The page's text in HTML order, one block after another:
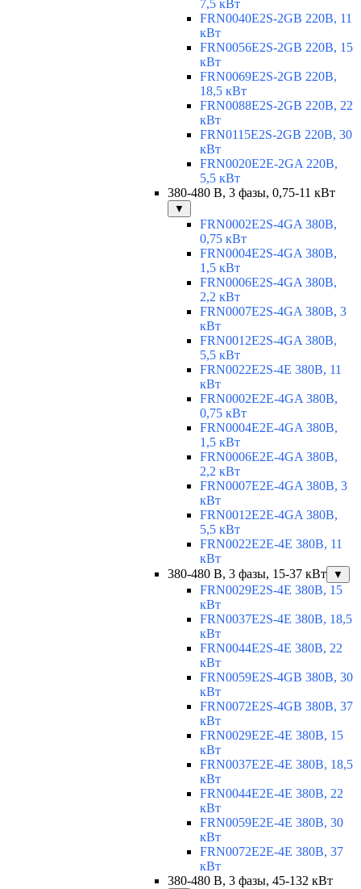
7,5 кВт
FRN0040E2S-2GB 220В, 11
кВт
FRN0056E2S-2GB 220В, 15
кВт
FRN0069E2S-2GB 220В,
18,5 кВт
FRN0088E2S-2GB 220В, 22
кВт
FRN0115E2S-2GB 220В, 30
кВт
FRN0020E2E-2GA 220В,
5,5 кВт
380-480 В, 3 фазы, 0,75-11 кВт
▼
FRN0002E2S-4GA 380В,
0,75 кВт
FRN0004E2S-4GA 380В,
1,5 кВт
FRN0006E2S-4GA 380В,
2,2 кВт
FRN0007E2S-4GA 380В, 3
кВт
FRN0012E2S-4GA 380В,
5,5 кВт
FRN0022E2S-4E 380В, 11
кВт
FRN0002E2E-4GA 380В,
0,75 кВт
FRN0004E2E-4GA 380В,
1,5 кВт
FRN0006E2E-4GA 380В,
2,2 кВт
FRN0007E2E-4GA 380В, 3
кВт
FRN0012E2E-4GA 380В,
5,5 кВт
FRN0022E2E-4E 380В, 11
кВт
380-480 В, 3 фазы, 15-37 кВт
▼
FRN0029E2S-4E 380В, 15
кВт
FRN0037E2S-4E 380В, 18,5
кВт
FRN0044E2S-4E 380В, 22
кВт
FRN0059E2S-4GB 380В, 30
кВт
FRN0072E2S-4GB 380В, 37
кВт
FRN0029E2E-4E 380В, 15
кВт
FRN0037E2E-4E 380В, 18,5
кВт
FRN0044E2E-4E 380В, 22
кВт
FRN0059E2E-4E 380В, 30
кВт
FRN0072E2E-4E 380В, 37
кВт
380-480 В, 3 фазы, 45-132 кВт